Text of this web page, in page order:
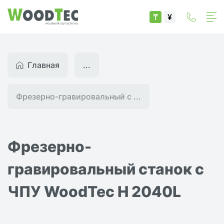
₸ ¥
Главная
Фрезерно-гравировальный с ...
...
Фрезерно-
гравировальный станок с
ЧПУ WoodTec H 2040L